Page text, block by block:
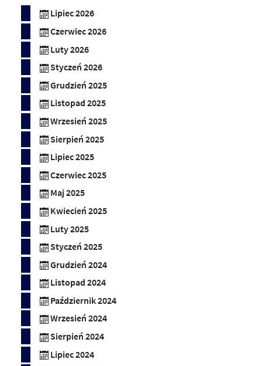
Lipiec 2026
Czerwiec 2026
Luty 2026
Styczeń 2026
Grudzień 2025
Listopad 2025
Wrzesień 2025
Sierpień 2025
Lipiec 2025
Czerwiec 2025
Maj 2025
Kwiecień 2025
Luty 2025
Styczeń 2025
Grudzień 2024
Listopad 2024
Październik 2024
Wrzesień 2024
Sierpień 2024
Lipiec 2024